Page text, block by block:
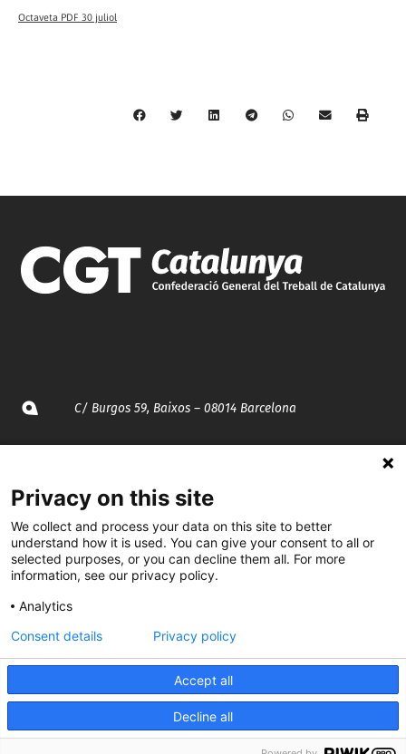
Octaveta PDF 30 juliol
C/ Burgos 59, Baixos – 08014 Barcelona
935 120 481
@CGTCatalunya
cgtcatalunya
Desenvolupat per
Privacy on this site
We collect and process your data on this site to better
understand how it is used. You can give your consent to all or
selected purposes, or you can decline them all. For more
information, see our privacy policy.
Analytics
Accept all
Decline all
Consent details Privacy policy